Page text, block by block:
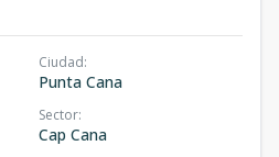
Ciudad:
Punta Cana
Sector:
Cap Cana